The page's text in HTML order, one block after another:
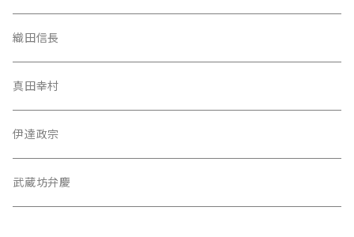
武蔵坊弁慶
伊達政宗
武蔵坊弁慶
iPhone 13 mini
iPhone 13
iPhone 12 Pro Max
iPhone 12 Pro
織田信長
真田幸村
伊達政宗
武蔵坊弁慶